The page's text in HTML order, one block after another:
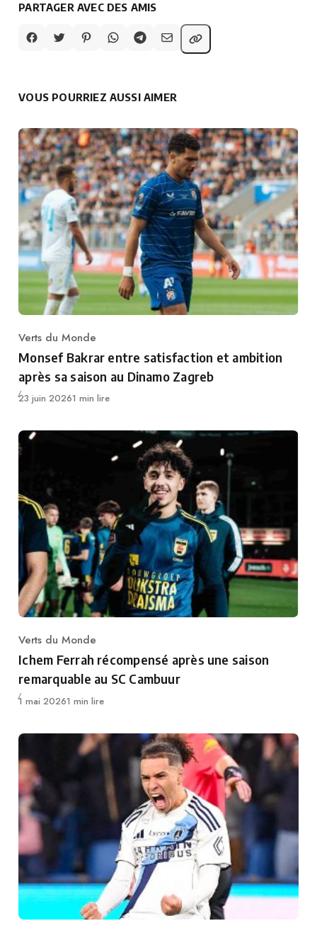
PARTAGER AVEC DES AMIS
VOUS POURRIEZ AUSSI AIMER
Category
Verts du Monde
Monsef Bakrar entre satisfaction et ambition
après sa saison au Dinamo Zagreb
Publié
23 juin 20261 min lire
Category
Verts du Monde
Ichem Ferrah récompensé après une saison
remarquable au SC Cambuur
Publié
1 mai 20261 min lire